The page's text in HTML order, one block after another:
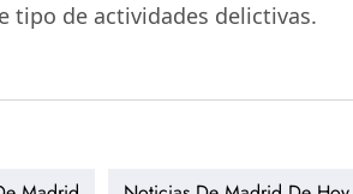
tipo de actividades delictivas.